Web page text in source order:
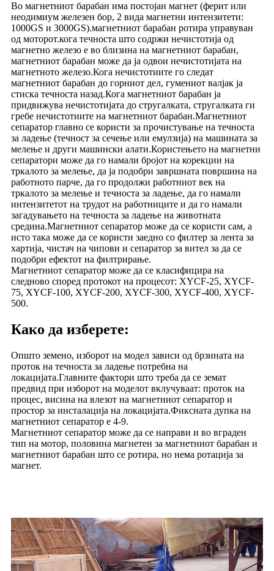
Во магнетниот барабан има постојан магнет (ферит или
неодимиум железен бор, 2 вида магнетни интензитети:
1000GS и 3000GS).магнетниот барабан ротира управуван
од моторот.кога течноста што содржи нечистотија од
магнетно железо е во близина на магнетниот барабан,
магнетниот барабан може да ја одвои нечистотијата на
магнетното железо.Кога нечистотиите го следат
магнетниот барабан до горниот дел, гумениот валјак ја
стиска течноста назад.Кога магнетниот барабан ја
придвижува нечистотијата до стругалката, стругалката ги
гребе нечистотиите на магнетниот барабан.Магнетниот
сепаратор главно се користи за прочистување на течноста
за ладење (течност за сечење или емулзија) на машината за
мелење и други машински алати.Користењето на магнетни
сепаратори може да го намали бројот на корекции на
тркалото за мелење, да ја подобри завршната површина на
работното парче, да го продолжи работниот век на
тркалото за мелење и течноста за ладење, да го намали
интензитетот на трудот на работниците и да го намали
загадувањето на течноста за ладење на животната
средина.Магнетниот сепаратор може да се користи сам, а
исто така може да се користи заедно со филтер за лента за
хартија, чистач на чипови и сепаратор за вител за да се
подобри ефектот на филтрирање.
Магнетниот сепаратор може да се класифицира на
следново според протокот на процесот: XYCF-25, XYCF-
75, XYCF-100, XYCF-200, XYCF-300, XYCF-400, XYCF-
500.
Како да изберете:
Општо земено, изборот на модел зависи од брзината на
проток на течноста за ладење потребна на
локацијата.Главните фактори што треба да се земат
предвид при изборот на моделот вклучуваат: проток на
процес, висина на влезот на магнетниот сепаратор и
простор за инсталација на локацијата.Фиксната дупка на
магнетниот сепаратор е 4-9.
Магнетниот сепаратор може да се направи и во вграден
тип на мотор, половина магнетен за магнетниот барабан и
магнетниот барабан што се ротира, но нема ротација за
магнет.